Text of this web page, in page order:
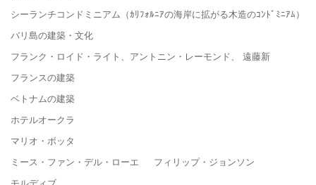
シーランチコンドミニアム（ｶﾘﾌｫﾙﾆｱの海岸に拡がる木造のｺﾝﾄﾞﾐﾆｱﾑ）
バリ島の建築・文化
フランク・ロイド・ライト、アントニン・レーモンド、 遠藤新
フランスの建築
ベトナムの建築
ホテルオークラ
マリオ・ボッタ
ミース・ファン・デル・ローエ フィリップ・ジョンソン
モルディブ